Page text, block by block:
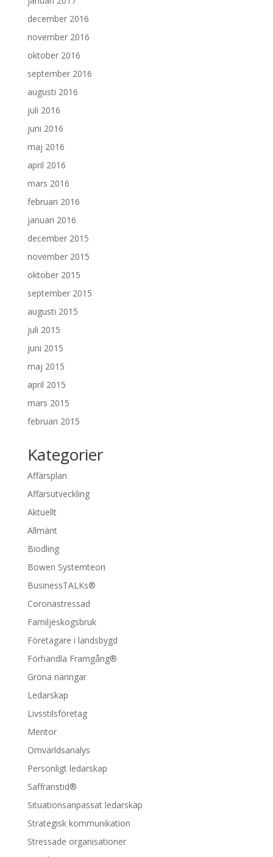
december 2016
november 2016
oktober 2016
september 2016
augusti 2016
juli 2016
juni 2016
maj 2016
april 2016
mars 2016
februari 2016
januari 2016
december 2015
november 2015
oktober 2015
september 2015
augusti 2015
juli 2015
juni 2015
maj 2015
april 2015
mars 2015
februari 2015
Kategorier
Affärsplan
Affärsutveckling
Aktuellt
Allmänt
Biodling
Bowen Systemteori
BusinessTALKs®
Coronastressad
Familjeskogsbruk
Företagare i landsbygd
Förhandla Framgång®
Gröna näringar
Ledarskap
Livsstilsföretag
Mentor
Omvärldsanalys
Personligt ledarskap
Saffranstid®
Situationsanpassat ledarskap
Strategisk kommunikation
Stressade organisationer